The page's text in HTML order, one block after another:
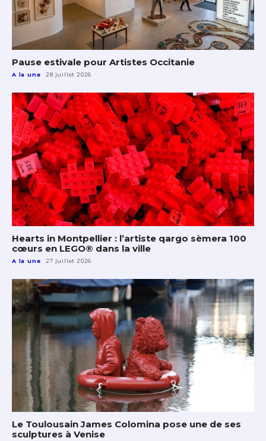
Pause estivale pour Artistes Occitanie
A la une 28 juillet 2026
Hearts in Montpellier : l’artiste qargo sèmera 100
cœurs en LEGO® dans la ville
A la une 27 juillet 2026
Le Toulousain James Colomina pose une de ses
sculptures à Venise